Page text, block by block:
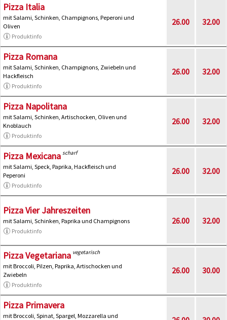
Pizza Italia
mit Salami, Schinken, Champignons, Peperoni und
Oliven
Produktinfo
26.00 32.00
Pizza Romana
mit Salami, Schinken, Champignons, Zwiebeln und
Hackfleisch
Produktinfo
26.00 32.00
Pizza Napolitana
mit Salami, Schinken, Artischocken, Oliven und
Knoblauch
Produktinfo
26.00 32.00
Pizza Mexicana scharf
mit Salami, Speck, Paprika, Hackfleisch und
Peperoni
Produktinfo
26.00 32.00
Pizza Vier Jahreszeiten
mit Salami, Schinken, Paprika und Champignons
Produktinfo
26.00 32.00
Pizza Vegetariana vegetarisch
mit Broccoli, Pilzen, Paprika, Artischocken und
Zwiebeln
Produktinfo
26.00 30.00
Pizza Primavera
mit Broccoli, Spinat, Spargel, Mozzarella und